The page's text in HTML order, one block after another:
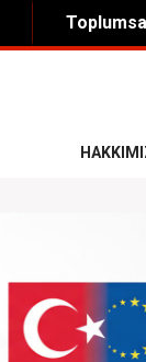
Bilgi
Politikalar